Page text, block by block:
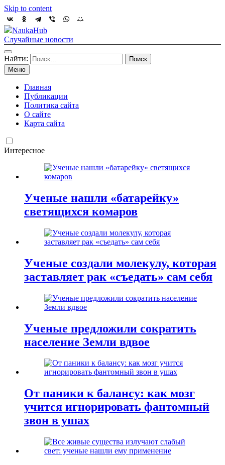
Skip to content
NaukaHub
Случайные новости
Найти:
Меню
Главная
Публикации
Политика сайта
О сайте
Карта сайта
Интересное
Ученые нашли «батарейку»
светящихся комаров
Ученые создали молекулу, которая
заставляет рак «съедать» сам себя
Ученые предложили сократить
население Земли вдвое
От паники к балансу: как мозг
учится игнорировать фантомный
звон в ушах